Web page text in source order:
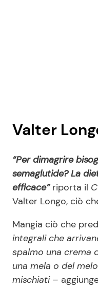
Valter
“Per dimagrire
semaglutide? La
efficace”riporta il
Valter Longo, ciò
Mangia ciò che
integrali che
spalmo una crema
una mela o del
mischiati –